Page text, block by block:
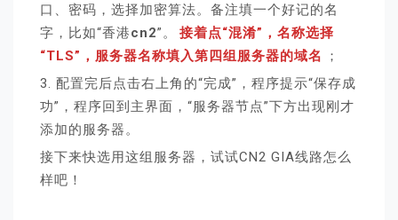
口、密码，选择加密算法。备注填一个好记的名
字，比如“香港cn2”。
接着点“混淆”，名称选择
“TLS”，服务器名称填入第四组服务器的域名
；
3. 配置完后点击右上角的“完成”，程序提示“保存成
功”，程序回到主界面，“服务器节点”下方出现刚才
添加的服务器。
接下来快选用这组服务器，试试CN2 GIA线路怎么
样吧！